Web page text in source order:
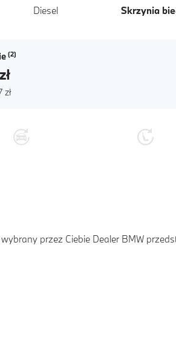
Diesel Skrzynia
zł
przez Ciebie Dealer BMW